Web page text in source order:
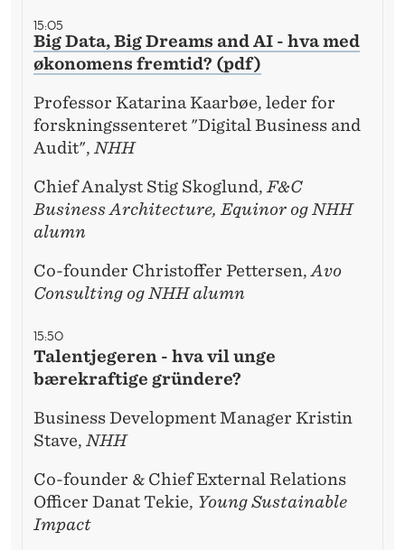
15:05
Big Data, Big Dreams and AI - hva med
økonomens fremtid? (pdf)
Professor Katarina Kaarbøe, leder for
forskningssenteret "Digital Business and
Audit", NHH
Chief Analyst Stig Skoglund, F&C
Business Architecture, Equinor og NHH
alumn
Co-founder Christoffer Pettersen, Avo
Consulting og NHH alumn
15:50
Talentjegeren - hva vil unge
bærekraftige gründere?
Business Development Manager Kristin
Stave, NHH
Co-founder & Chief External Relations
Officer Danat Tekie, Young Sustainable
Impact